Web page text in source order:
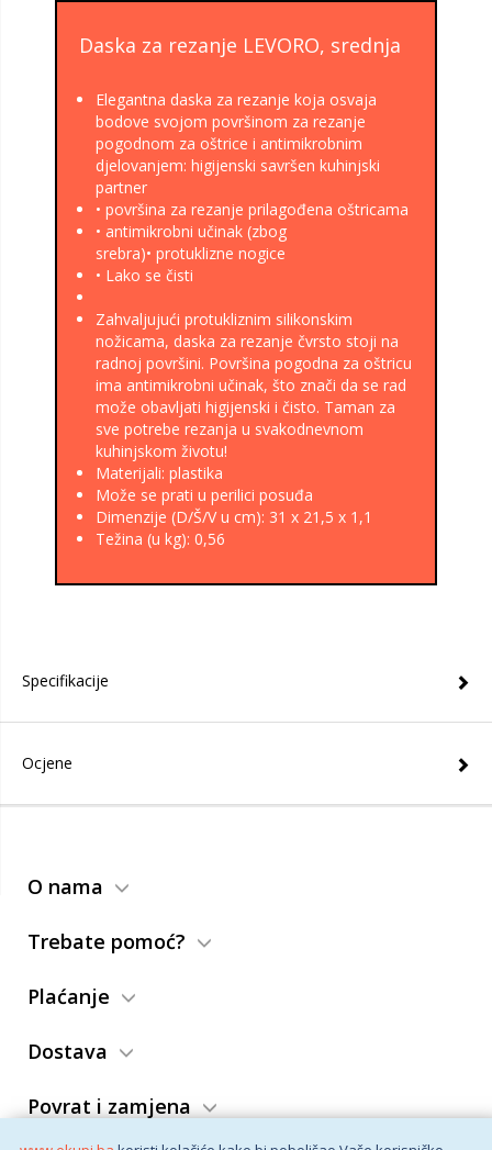
Daska za rezanje LEVORO, srednja
Elegantna daska za rezanje koja osvaja
bodove svojom površinom za rezanje
pogodnom za oštrice i antimikrobnim
djelovanjem: higijenski savršen kuhinjski
partner
• površina za rezanje prilagođena oštricama
• antimikrobni učinak (zbog
srebra)• protuklizne nogice
• Lako se čisti
Zahvaljujući protukliznim silikonskim
nožicama, daska za rezanje čvrsto stoji na
radnoj površini. Površina pogodna za oštricu
ima antimikrobni učinak, što znači da se rad
može obavljati higijenski i čisto. Taman za
sve potrebe rezanja u svakodnevnom
kuhinjskom životu!
Materijali: plastika
Može se prati u perilici posuđa
Dimenzije (D/Š/V u cm): 31 x 21,5 x 1,1
Težina (u kg): 0,56
Specifikacije
Ocjene
O nama
Trebate pomoć?
Plaćanje
Dostava
Povrat i zamjena